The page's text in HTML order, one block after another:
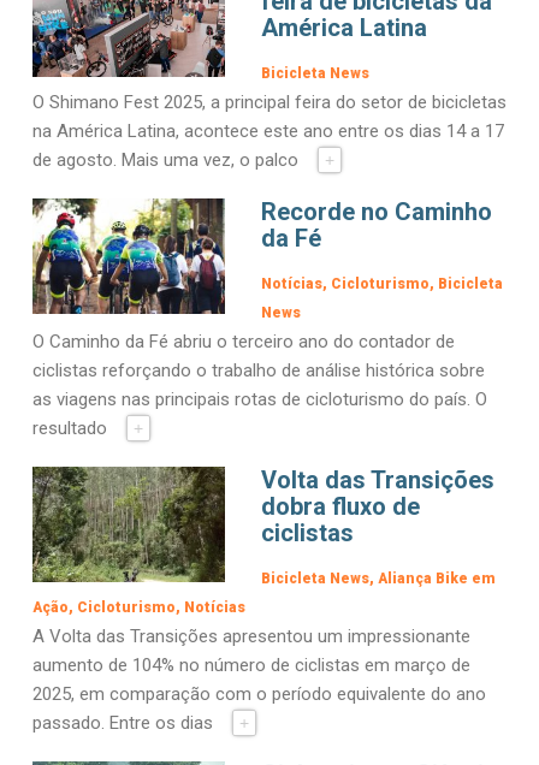
América Latina
Bicicleta News
O Shimano Fest 2025, a principal feira do setor de bicicletas
na América Latina, acontece este ano entre os dias 14 a 17
de agosto. Mais uma vez, o palco
+
Recorde no Caminho
da Fé
Notícias Cicloturismo
Bicicleta
News
O Caminho da Fé abriu o terceiro ano do contador de
ciclistas reforçando o trabalho de análise histórica sobre
as viagens nas principais rotas de cicloturismo do país. O
resultado
+
Volta das Transições
dobra fluxo de
ciclistas
Bicicleta News Aliança Bike em
Ação
Cicloturismo Notícias
A Volta das Transições apresentou um impressionante
aumento de 104% no número de ciclistas em março de
2025, em comparação com o período equivalente do ano
passado. Entre os dias
+